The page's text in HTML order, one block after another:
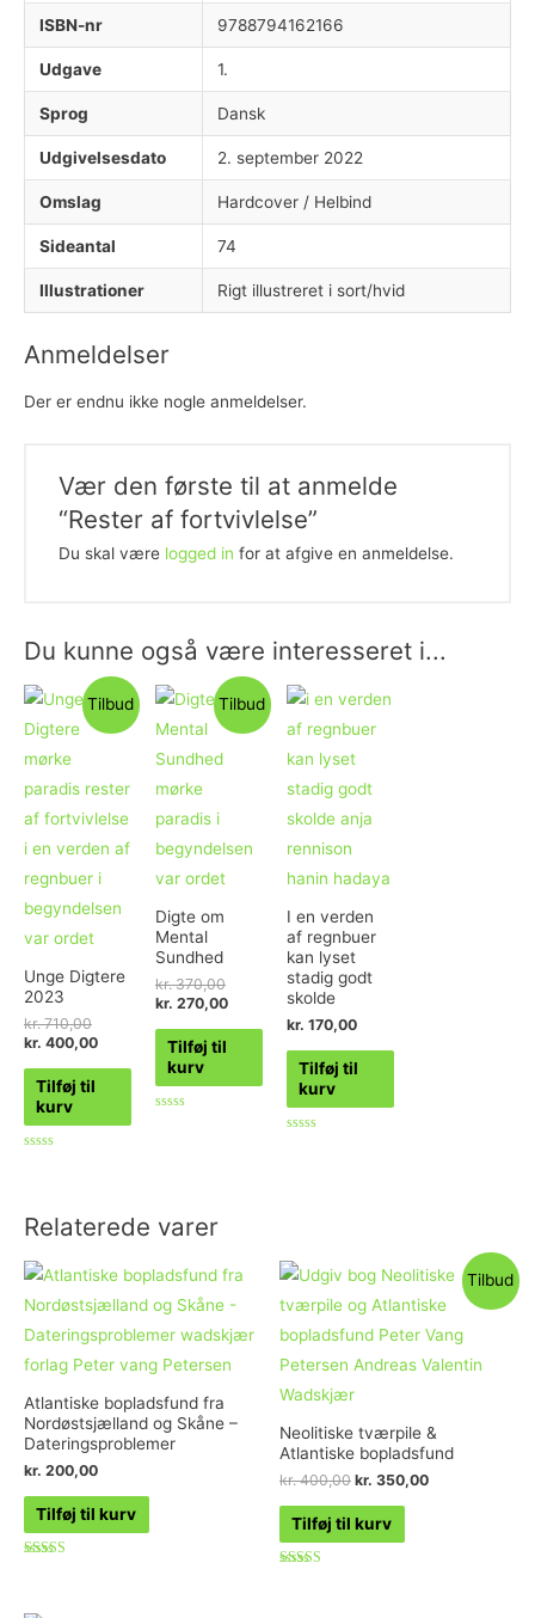
ISBN-nr 9788794162166
Udgave 1.
Sprog Dansk
Udgivelsesdato 2. september 2022
Omslag Hardcover / Helbind
Sideantal 74
Illustrationer Rigt illustreret i sort/hvid
Anmeldelser
Der er endnu ikke nogle anmeldelser.
Vær den første til at anmelde
“Rester af fortvivlelse”
Du skal være logged in for at afgive en anmeldelse.
Du kunne også være interesseret i...
Tilbud
Unge Digtere
2023
kr.710,00
kr. 400,00
Tilføj til
kurv
Tilbud
Digte om
Mental
Sundhed
kr.370,00
kr. 270,00
Tilføj til
kurv
I en verden
af regnbuer
kan lyset
stadig godt
skolde
kr. 170,00
Tilføj til
kurv
Relaterede varer
Atlantiske bopladsfund fra
Nordøstsjælland og Skåne –
Dateringsproblemer
kr. 200,00
Tilføj til kurv
Tilbud
Neolitiske tværpile &
Atlantiske bopladsfund
kr.400,00 kr. 350,00
Tilføj til kurv